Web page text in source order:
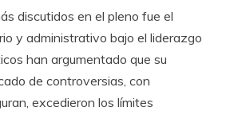
discutidos en el pleno fue el
y administrativo bajo el liderazgo
han argumentado que su
de controversias, con
excedieron los límites